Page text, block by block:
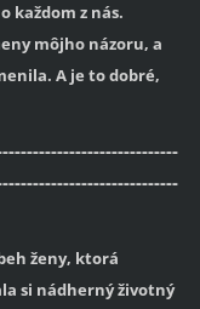
každom z nás.
môjho názoru, a
A je to dobré,
ženy, ktorá
si nádherný životný